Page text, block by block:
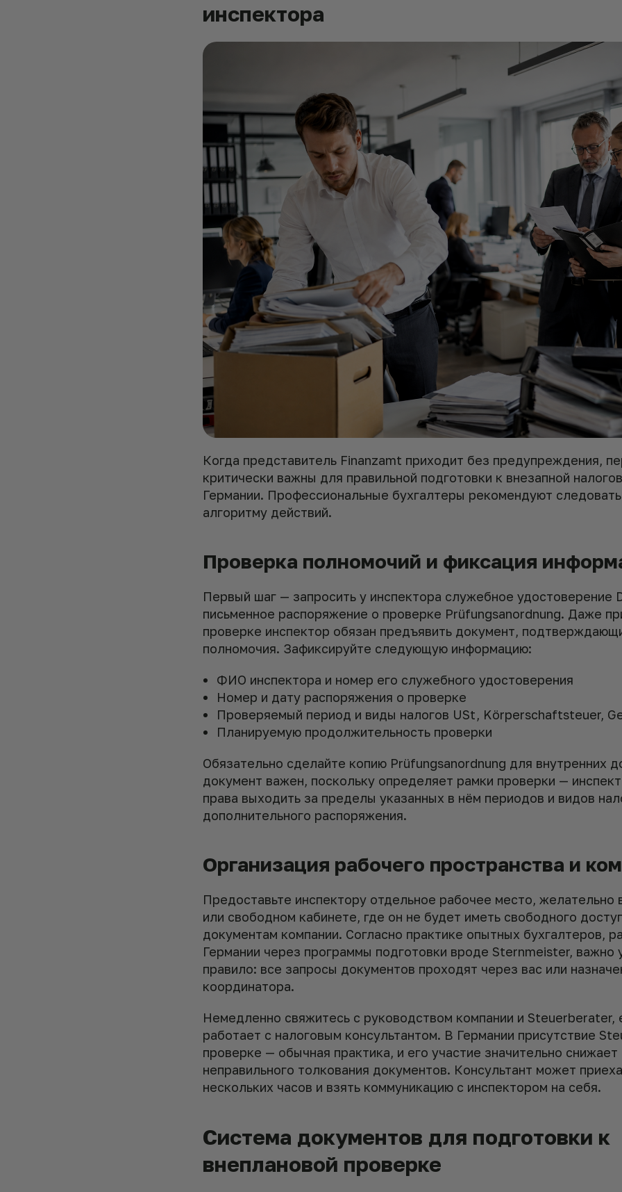
инспектора
Когда представитель Finanzamt приходит без предупреждения,
критически важны для правильной подготовки к внезапной
Германии. Профессиональные бухгалтеры рекомендуют
алгоритму действий.
Проверка полномочий и фиксация
Первый шаг — запросить у инспектора служебное удостоверение
письменное распоряжение о проверке Prüfungsanordnung. Даже
проверке инспектор обязан предъявить документ,
полномочия. Зафиксируйте следующую информацию:
ФИО инспектора и номер его служебного удостоверения
Номер и дату распоряжения о проверке
Проверяемый период и виды налогов USt, Körperschaftsteuer,
Планируемую продолжительность проверки
Обязательно сделайте копию Prüfungsanordnung для внутренних
документ важен, поскольку определяет рамки проверки —
права выходить за пределы указанных в нём периодов и видов
дополнительного распоряжения.
Организация рабочего пространства и
Предоставьте инспектору отдельное рабочее место, желательно
или свободном кабинете, где он не будет иметь свободного
документам компании. Согласно практике опытных бухгалтеров,
Германии через программы подготовки вроде Sternmeister, важно
правило: все запросы документов проходят через вас или
координатора.
Немедленно свяжитесь с руководством компании и Steuerberater,
работает с налоговым консультантом. В Германии присутствие
проверке — обычная практика, и его участие значительно снижает
неправильного толкования документов. Консультант может
нескольких часов и взять коммуникацию с инспектором на себя.
Система документов для подготовки к
внеплановой проверке